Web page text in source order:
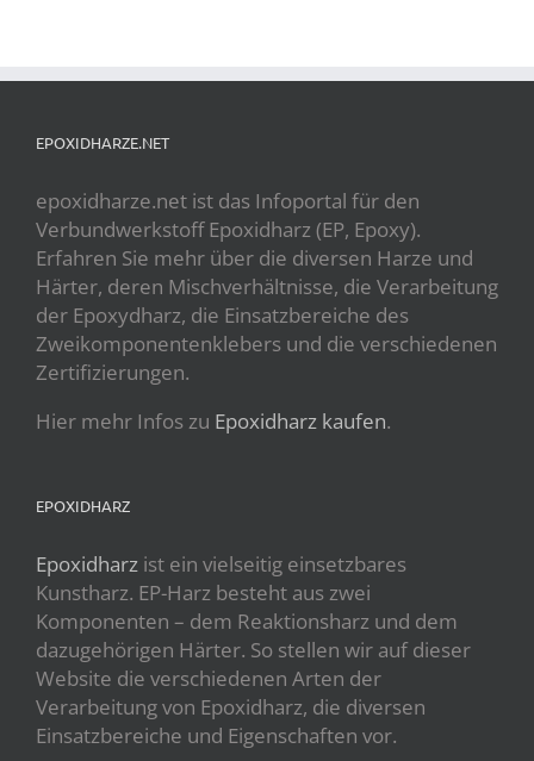
EPOXIDHARZE.NET
epoxidharze.net ist das Infoportal für den
Verbundwerkstoff Epoxidharz (EP, Epoxy).
Erfahren Sie mehr über die diversen Harze und
Härter, deren Mischverhältnisse, die Verarbeitung
der Epoxydharz, die Einsatzbereiche des
Zweikomponentenklebers und die verschiedenen
Zertifizierungen.
Hier mehr Infos zu Epoxidharz kaufen.
EPOXIDHARZ
Epoxidharz ist ein vielseitig einsetzbares
Kunstharz. EP-Harz besteht aus zwei
Komponenten – dem Reaktionsharz und dem
dazugehörigen Härter. So stellen wir auf dieser
Website die verschiedenen Arten der
Verarbeitung von Epoxidharz, die diversen
Einsatzbereiche und Eigenschaften vor.